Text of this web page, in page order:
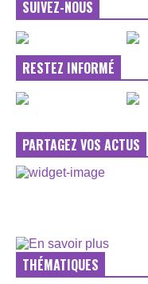
SUIVEZ-NOUS
RESTEZ INFORMÉ
PARTAGEZ VOS ACTUS
THÉMATIQUES